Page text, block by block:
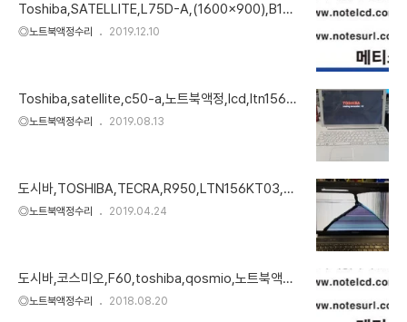
Toshiba,SATELLITE,L75D-A,(1600x900),B173
RW01 V.0,LP173WD1(TL)(G2),노트북액정,lcd
◎노트북액정수리 2019.12.10
Toshiba,satellite,c50-a,노트북액정,lcd,ltn156at
32-t01
◎노트북액정수리 2019.08.13
도시바,TOSHIBA,TECRA,R950,LTN156KT03,삼
성전용액정,액정교체
◎노트북액정수리 2019.04.24
도시바,코스미오,F60,toshiba,qosmio,노트북액정,
lcd,노트북lcd,lp156wh2-tlab
◎노트북액정수리 2018.08.20